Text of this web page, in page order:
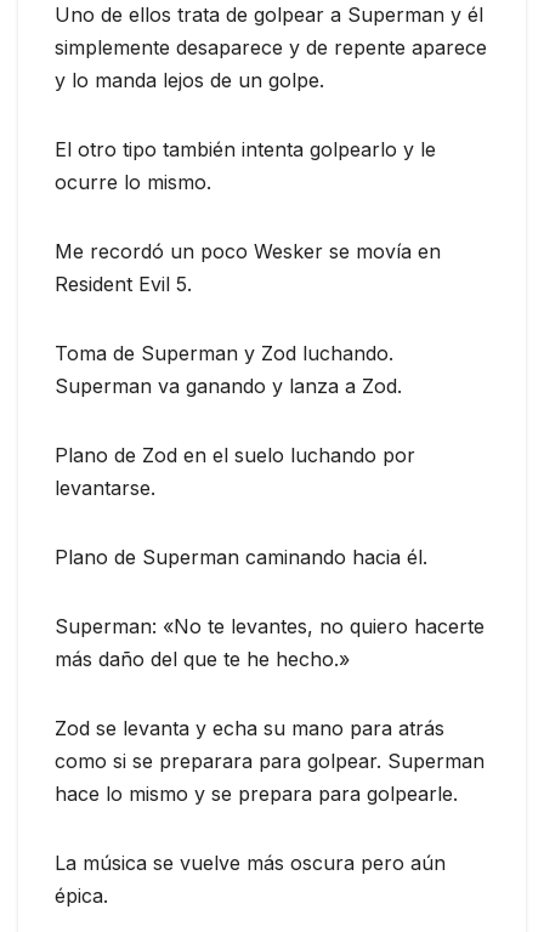
Uno de ellos trata de golpear a Superman y él
simplemente desaparece y de repente aparece
y lo manda lejos de un golpe.
El otro tipo también intenta golpearlo y le
ocurre lo mismo.
Me recordó un poco Wesker se movía en
Resident Evil 5.
Toma de Superman y Zod luchando.
Superman va ganando y lanza a Zod.
Plano de Zod en el suelo luchando por
levantarse.
Plano de Superman caminando hacia él.
Superman: «No te levantes, no quiero hacerte
más daño del que te he hecho.»
Zod se levanta y echa su mano para atrás
como si se preparara para golpear. Superman
hace lo mismo y se prepara para golpearle.
La música se vuelve más oscura pero aún
épica.